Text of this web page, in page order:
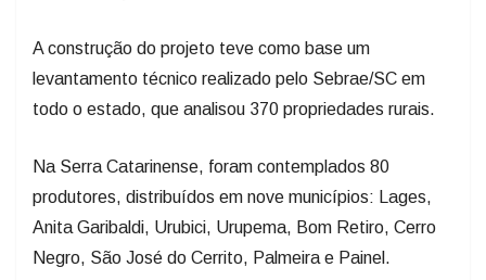
levantamento técnico realizado pelo Sebrae/SC em
todo o estado, que analisou 370 propriedades rurais.
produtores, distribuídos em nove municípios: Lages,
Anita Garibaldi, Urubici, Urupema, Bom Retiro, Cerro
Negro, São José do Cerrito, Palmeira e Painel.